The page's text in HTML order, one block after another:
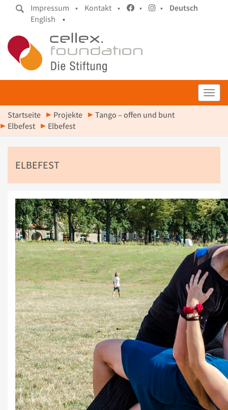
Impressum • Kontakt • • •
Deutsch
English
•
Startseite Projekte
Tango – offen und bunt
Elbefest
Elbefest
ELBEFEST